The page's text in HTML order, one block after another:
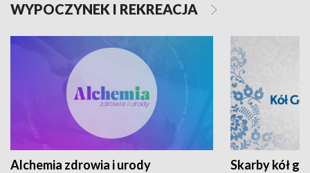
WYPOCZYNEK I REKREACJA
Alchemia zdrowia i urody Skarby kół